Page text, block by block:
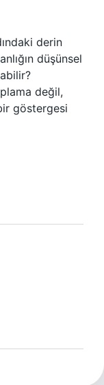
derin
düşünsel
değil,
göstergesi